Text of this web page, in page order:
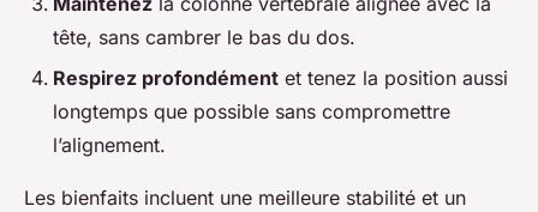
tête, sans cambrer le bas du dos.
Respirez profondément et tenez la position aussi
longtemps que possible sans compromettre
l’alignement.
Les bienfaits incluent une meilleure stabilité et un